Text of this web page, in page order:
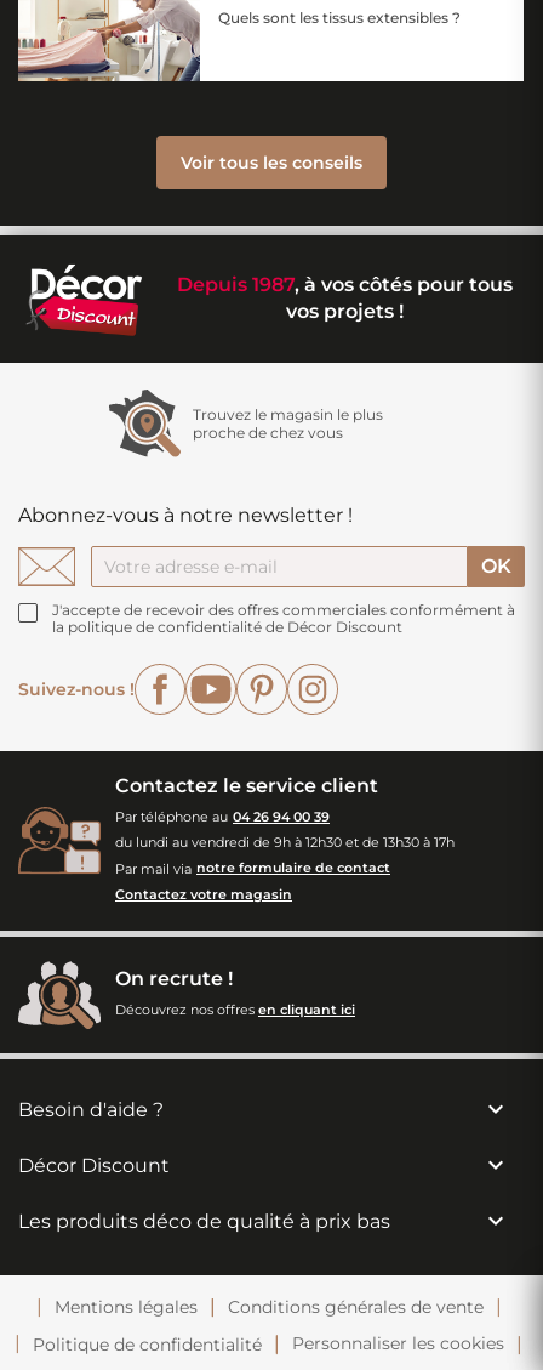
Quels sont les tissus extensibles ?
Voir tous les conseils
Depuis 1987, à vos côtés pour tous
vos projets !
Trouvez le magasin le plus
proche de chez vous
Abonnez-vous à notre newsletter !
J'accepte de recevoir des offres commerciales conformément à
la politique de confidentialité de Décor Discount
Suivez-nous !
FacebookYouTubePinterest
Contactez le service client
Par téléphone au 04 26 94 00 39
du lundi au vendredi de 9h à 12h30 et de 13h30 à 17h
Par mail via notre formulaire de contact
Contactez votre magasin
On recrute !
Découvrez nos offres en cliquant ici
Besoin d'aide ? 
Décor Discount 
Les produits déco de qualité à prix bas 
Mentions légales
Conditions générales de vente
Politique de confidentialité
Personnaliser les cookies